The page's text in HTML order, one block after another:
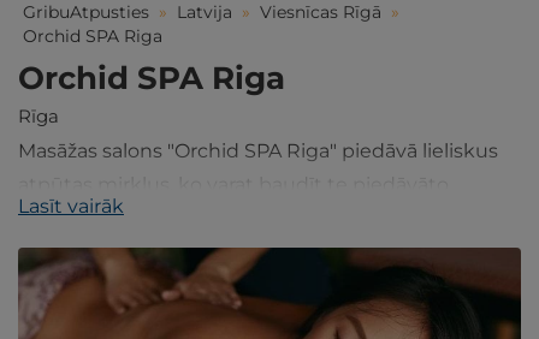
GribuAtpusties » Latvija » Viesnīcas Rīgā »
Orchid SPA Riga
Orchid SPA Riga
Rīga
Masāžas salons "Orchid SPA Riga" piedāvā lieliskus
procedūru laikā.
Lasīt vairāk